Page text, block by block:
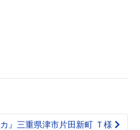
』三重県津市片田新町 Ｔ様